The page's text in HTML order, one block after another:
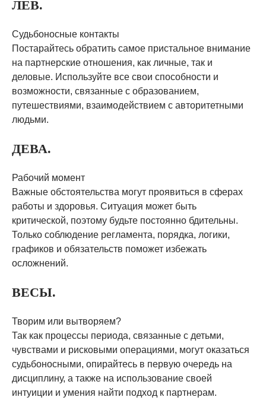
ЛЕВ.
Судьбоносные контакты
Постарайтесь обратить самое пристальное внимание
на партнерские отношения, как личные, так и
деловые. Используйте все свои способности и
возможности, связанные с образованием,
путешествиями, взаимодействием с авторитетными
людьми.
ДЕВА.
Рабочий момент
Важные обстоятельства могут проявиться в сферах
работы и здоровья. Ситуация может быть
критической, поэтому будьте постоянно бдительны.
Только соблюдение регламента, порядка, логики,
графиков и обязательств поможет избежать
осложнений.
ВЕСЫ.
Творим или вытворяем?
Так как процессы периода, связанные с детьми,
чувствами и рисковыми операциями, могут оказаться
судьбоносными, опирайтесь в первую очередь на
дисциплину, а также на использование своей
интуиции и умения найти подход к партнерам.